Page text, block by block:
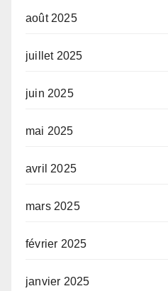
août 2025
juillet 2025
juin 2025
mai 2025
avril 2025
mars 2025
février 2025
janvier 2025